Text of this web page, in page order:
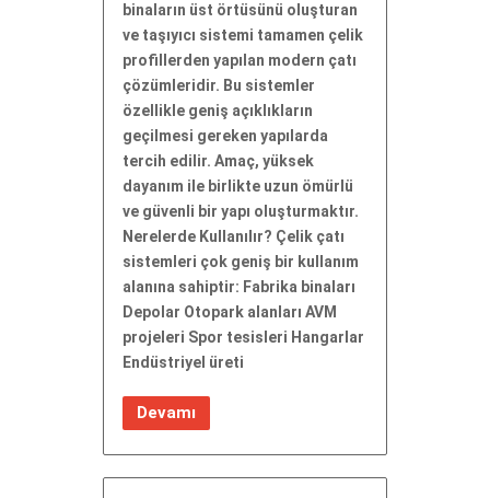
binaların üst örtüsünü oluşturan
ve taşıyıcı sistemi tamamen çelik
profillerden yapılan modern çatı
çözümleridir. Bu sistemler
özellikle geniş açıklıkların
geçilmesi gereken yapılarda
tercih edilir. Amaç, yüksek
dayanım ile birlikte uzun ömürlü
ve güvenli bir yapı oluşturmaktır.
Nerelerde Kullanılır? Çelik çatı
sistemleri çok geniş bir kullanım
alanına sahiptir: Fabrika binaları
Depolar Otopark alanları AVM
projeleri Spor tesisleri Hangarlar
Endüstriyel üreti
Devamı